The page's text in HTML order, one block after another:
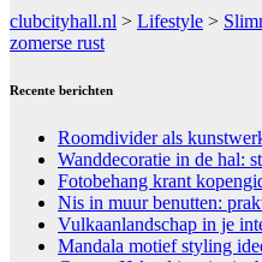
clubcityhall.nl > Lifestyle >
zomerse rust
Recente berichten
Roomdivider als
Wanddecoratie in de hal:
Fotobehang krant
Nis in muur benutten:
Vulkaanlandschap in je
Mandala motief styling